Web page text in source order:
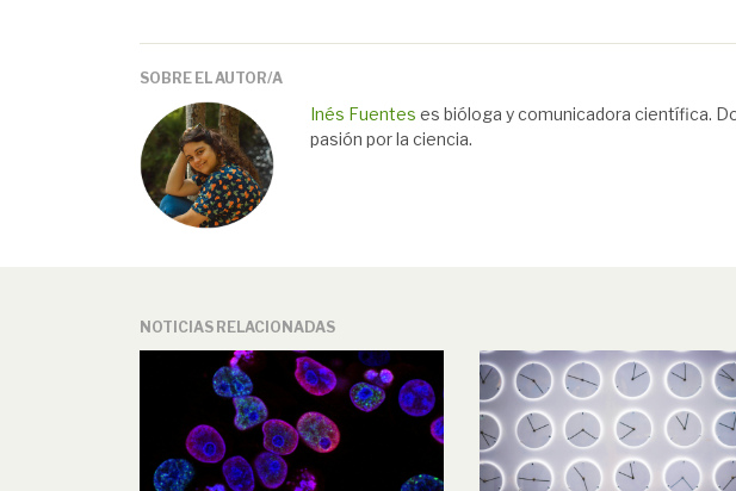
SOBRE EL AUTOR/A
Inés Fuentes es bióloga y comunicadora científica.
pasión por la ciencia.
NOTICIAS RELACIONADAS